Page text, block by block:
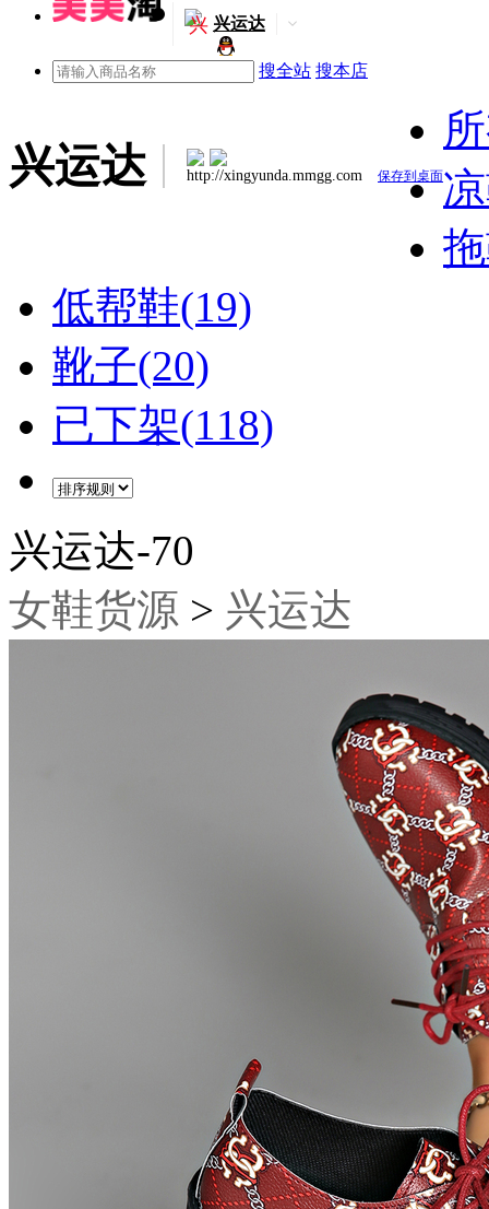
兴 兴运达
搜全站 搜本店
兴运达 http://xingyunda.mmgg.com 保存到桌面
低帮鞋(19)
靴子(20)
已下架(118)
兴运达-70
女鞋货源 > 兴运达